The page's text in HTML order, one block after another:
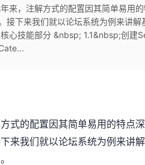
年来，注解方式的配置因其简单易用
接下来我们就以论坛系统为例来讲
心技能部分 &nbsp; 1.1&nbsp;创
式的配置因其简单易用的特点
来我们就以论坛系统为例来讲